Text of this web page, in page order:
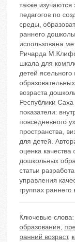
также
педагогов по
среды,
раннего
использована
Ричарда
шкала для
детей
возраста
Республики
показатели:
повседневного
пространства,
для детей.
оценка качества
дошкольных
статьи
управления
группах
Ключевые слова:
образования,
ранний возраст,